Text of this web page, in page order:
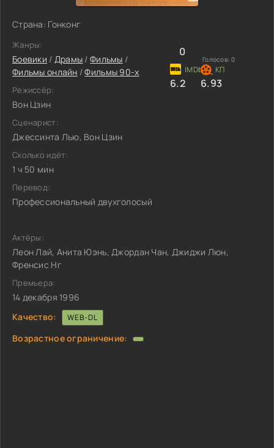
Страна: Гонконг
Жанры:
Боевики / Драмы /Фильмы /
Фильмы онлайн /Фильмы 90-х
Режиссёр:
Вон Цзин
Сценарист:
Джессинта Лью, Вон Цзин
Сколько идёт:
1 ч 50 мин
Перевод:
Профессиональный двухголосый
0
Голосов: 0
6.2 6.93
Актёры:
Леон Лай, Анита Юэнь, Джордан Чан, Джиджи Люн,
Френсис Нг
Премьера:
14 декабря 1996
Качество:
WEB-DL
Возрастное ограничение: